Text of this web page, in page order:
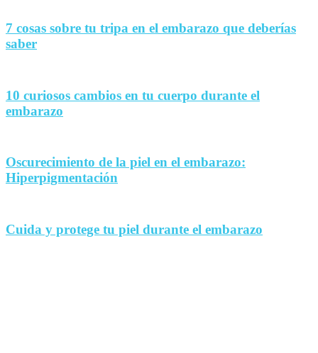
7 cosas sobre tu tripa en el embarazo que deberías
saber
10 curiosos cambios en tu cuerpo durante el
embarazo
Oscurecimiento de la piel en el embarazo:
Hiperpigmentación
Cuida y protege tu piel durante el embarazo